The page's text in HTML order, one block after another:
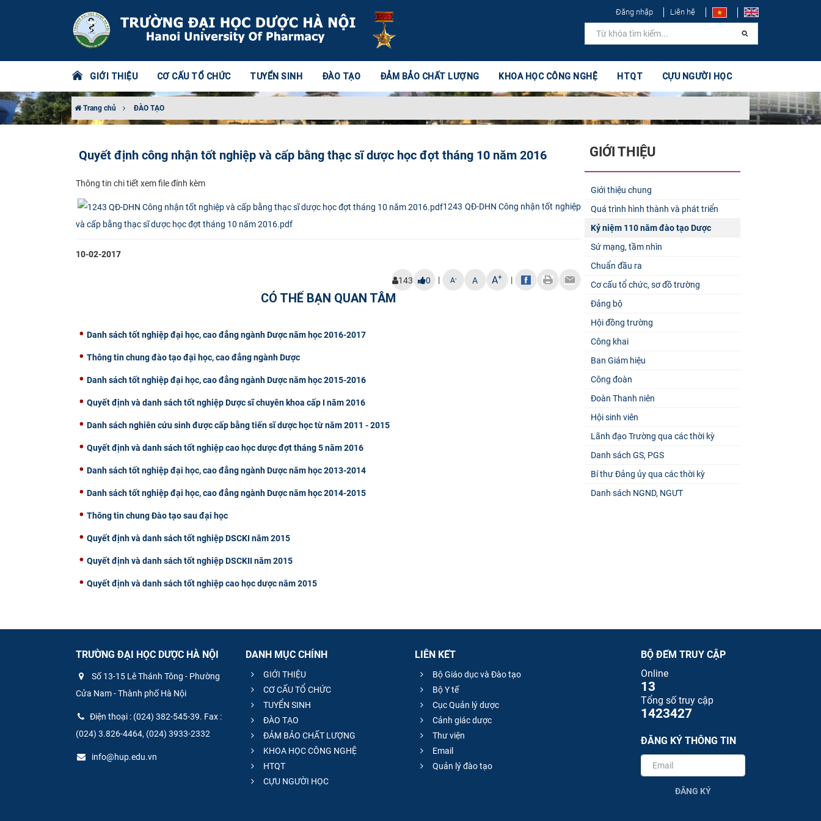
Đăng nhập Liên hệ
GIỚI THIỆU CƠ CẤU TỔ CHỨC TUYỂN SINH ĐÀO TẠO ĐẢM BẢO CHẤT LƯỢNG KHOA HỌC CÔNG NGHỆ HTQT CỰU NGƯỜI HỌC
Trang chủ ĐÀO TẠO
Quyết định công nhận tốt nghiệp và cấp bằng thạc sĩ dược học đợt tháng 10 năm 2016
Thông​ tin chi tiết xem file đính kèm​
1243 QĐ-DHN Công nhận tốt nghiệp
và cấp bằng thạc sĩ dược học đợt tháng 10 năm 2016.pdf
10-02-2017
143 0 | A- A A+ |
CÓ THỂ BẠN QUAN TÂM
Danh sách tốt nghiệp đại học, cao đẳng ngành Dược năm học 2016-2017
Thông tin chung đào tạo đại học, cao đẳng ngành Dược
Danh sách tốt nghiệp đại học, cao đẳng ngành Dược năm học 2015-2016
Quyết định và danh sách tốt nghiệp Dược sĩ chuyên khoa cấp I năm 2016
Danh sách nghiên cứu sinh được cấp bằng tiến sĩ dược học từ năm 2011 - 2015
Quyết định và danh sách tốt nghiệp cao học dược đợt tháng 5 năm 2016
Danh sách tốt nghiệp đại học, cao đẳng ngành Dược năm học 2013-2014
Danh sách tốt nghiệp đại học, cao đẳng ngành Dược năm học 2014-2015
Thông tin chung Đào tạo sau đại học
Quyết định và danh sách tốt nghiệp DSCKI năm 2015
Quyết định và danh sách tốt nghiệp DSCKII năm 2015
Quyết định và danh sách tốt nghiệp cao học dược năm 2015
GIỚI THIỆU
Giới thiệu chung
Quá trình hình thành và phát triển
Kỷ niệm 110 năm đào tạo Dược
Sứ mạng, tầm nhìn
Chuẩn đầu ra
Cơ cấu tổ chức, sơ đồ trường
Đảng bộ
Hội đồng trường
Công khai
Ban Giám hiệu
Công đoàn
Đoàn Thanh niên
Hội sinh viên
Lãnh đạo Trường qua các thời kỳ
Danh sách GS, PGS
Bí thư Đảng ủy qua các thời kỳ
Danh sách NGND, NGƯT
TRƯỜNG ĐẠI HỌC DƯỢC HÀ NỘI
Số 13-15 Lê Thánh Tông - Phường
Cửa Nam - Thành phố Hà Nội
Điện thoại : (024) 382-545-39. Fax :
(024) 3.826-4464, (024) 3933-2332
info@hup.edu.vn
DANH MỤC CHÍNH
GIỚI THIỆU
CƠ CẤU TỔ CHỨC
TUYỂN SINH
ĐÀO TẠO
ĐẢM BẢO CHẤT LƯỢNG
KHOA HỌC CÔNG NGHỆ
HTQT
CỰU NGƯỜI HỌC
LIÊN KẾT
Bộ Giáo dục và Đào tạo
Bộ Y tế
Cục Quản lý dược
Cảnh giác dược
Thư viện
Email
Quản lý đào tạo
BỘ ĐẾM TRUY CẬP
Online
13
Tổng số truy cập
1423427
ĐĂNG KÝ THÔNG TIN
ĐĂNG KÝ